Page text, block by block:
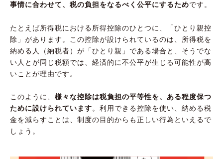
事情に合わせて、税の負担をなるべく公平にするためです。
たとえば所得税における所得控除のひとつに、「ひとり親控
除」があります。この控除が設けられているのは、所得税を
納める人（納税者）が「ひとり親」である場合と、そうでな
い人とが同じ税額では、経済的に不公平が生じる可能性が高
いことが理由です。
このように、 様々な控除は税負担の平等性を、ある程度保つ
ために設けられています。利用できる控除を使い、納める税
金を減らすことは、制度の目的からも正しい行為といえるで
しょう。